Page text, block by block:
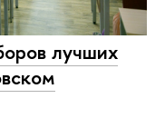
лучших